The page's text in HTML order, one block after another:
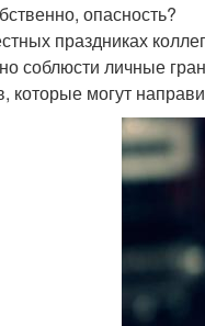
опасность?
праздниках
соблюсти личные
которые могут